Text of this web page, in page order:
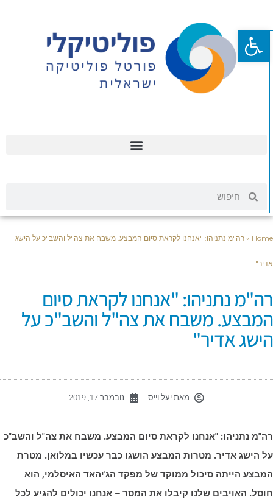
»רה"מ נתניהו: "אנחנו לקראת סיום המבצע. משבח את צה"ל והשב"כ על הישג
נתניהו: "אנחנו לקראת סיום
משבח את צה"ל והשב"כ על
אדיר"
מאתיעל וייס נובמבר 17, 2019
נתניהו: "אנחנו לקראת סיום המבצע. משבח את צה"ל והשב"כ
הישג אדיר. מטרות המבצע הושגו כבר עכשיו במלואן. מטרת
הייתה סיכול ממוקד של מפקד הג'יהאד האיסלמי, הוא
האויבים שלנו קיבלו את המסר – אנחנו יכולים להגיע לכל
פתח סרגל נגישות